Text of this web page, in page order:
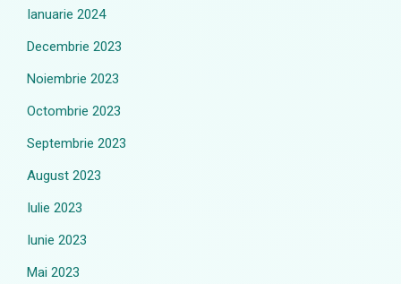
Ianuarie 2024
Decembrie 2023
Noiembrie 2023
Octombrie 2023
Septembrie 2023
August 2023
Iulie 2023
Iunie 2023
Mai 2023